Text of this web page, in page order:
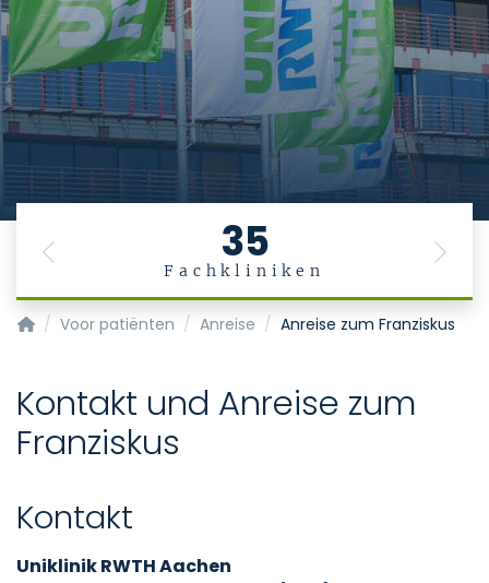
35
Fachkliniken
Previous Next
Startpagina
Voor patiënten Anreise Anreise zum Franziskus
Kontakt und Anreise zum
Franziskus
Kontakt
Uniklinik RWTH Aachen